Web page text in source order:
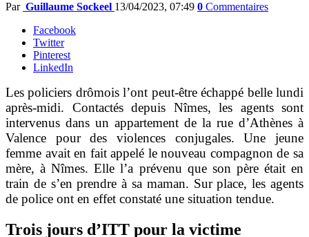
Par Guillaume Sockeel 13/04/2023, 07:49 0 Commentaires
Facebook
Twitter
Pinterest
LinkedIn
Les policiers drômois l’ont peut-être échappé belle lundi
après-midi. Contactés depuis Nîmes, les agents sont
intervenus dans un appartement de la rue d’Athènes à
Valence pour des violences conjugales. Une jeune
femme avait en fait appelé le nouveau compagnon de sa
mère, à Nîmes. Elle l’a prévenu que son père était en
train de s’en prendre à sa maman. Sur place, les agents
de police ont en effet constaté une situation tendue.
Trois jours d’ITT pour la victime